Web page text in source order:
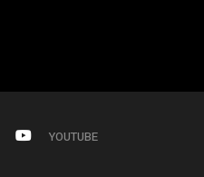
YOUTUBE